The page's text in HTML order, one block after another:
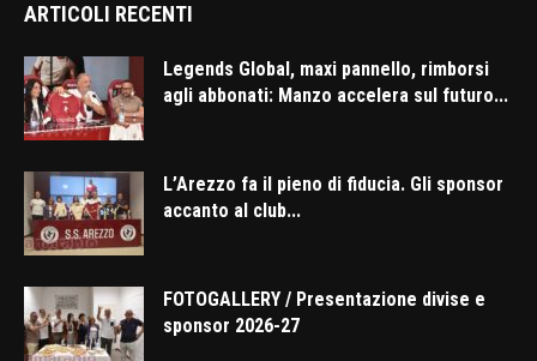
ARTICOLI RECENTI
Legends Global, maxi pannello, rimborsi
agli abbonati: Manzo accelera sul futuro...
L’Arezzo fa il pieno di fiducia. Gli sponsor
accanto al club...
FOTOGALLERY / Presentazione divise e
sponsor 2026-27